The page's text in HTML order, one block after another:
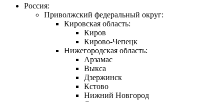
Россия:
Приволжский федеральный округ:
Кировская область:
Киров
Кирово-Чепецк
Нижегородская область:
Арзамас
Выкса
Дзержинск
Кстово
Нижний Новгород